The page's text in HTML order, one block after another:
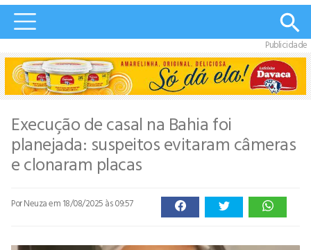
Publicidade
Execução de casal na Bahia foi
planejada: suspeitos evitaram câmeras
e clonaram placas
Por Neuzaem 18/08/2025 às 09:57